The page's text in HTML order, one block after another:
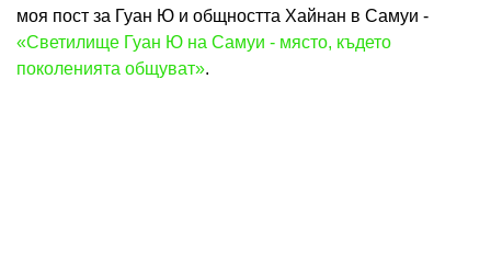
моя пост за Гуан Ю и общността Хайнан в Самуи -
«Светилище Гуан Ю на Самуи - място, където
поколенията общуват».